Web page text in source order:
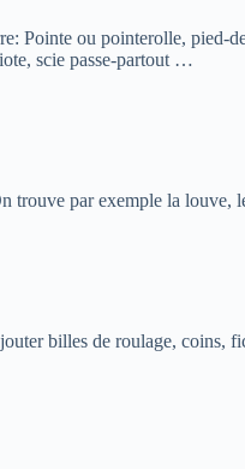
Pointe ou pointerolle, pied-
scie passe-partout …
trouve par exemple la louve,
billes de roulage, coins,